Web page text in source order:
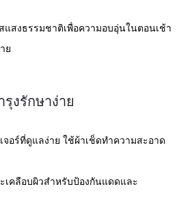
สงธรรมชาติเพื่อความอบอุ่นในตอนเช้า
ย
งรักษาง่าย
จอร์ที่ดูแลง่าย ใช้ผ้าเช็ดทำความสะอาด
คลือบผิวสำหรับป้องกันแดดและ